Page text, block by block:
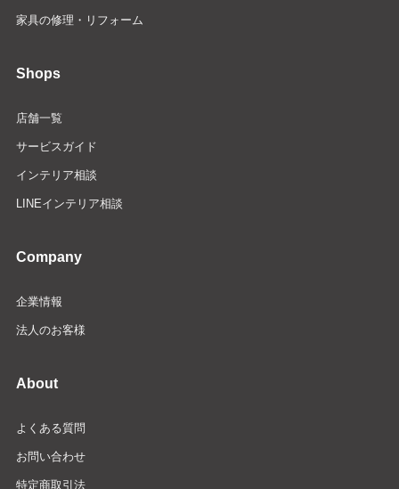
家具の修理・リフォーム
Shops
店舗一覧
サービスガイド
インテリア相談
LINEインテリア相談
Company
企業情報
法人のお客様
About
よくある質問
お問い合わせ
特定商取引法